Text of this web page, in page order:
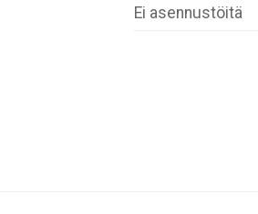
Ei asennustöitä